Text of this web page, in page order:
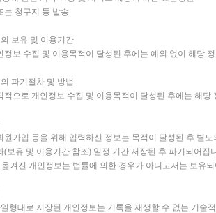
는 청구지 등 발송
보유 및 이용기간
정보 수집 및 이용목적이 달성된 후에는 예외 없이 해당
파기절차 및 방법
적으로 개인정보 수집 및 이용목적이 달성된 후에는 해
원가입 등을 위해 입력하신 정보는 목적이 달성된 후 별
(보유 및 이용기간 참조) 일정 기간 저장된 후 파기되어집
겨진 개인정보는 법률에 의한 경우가 아니고서는 보유
형태로 저장된 개인정보는 기록을 재생할 수 없는 기술